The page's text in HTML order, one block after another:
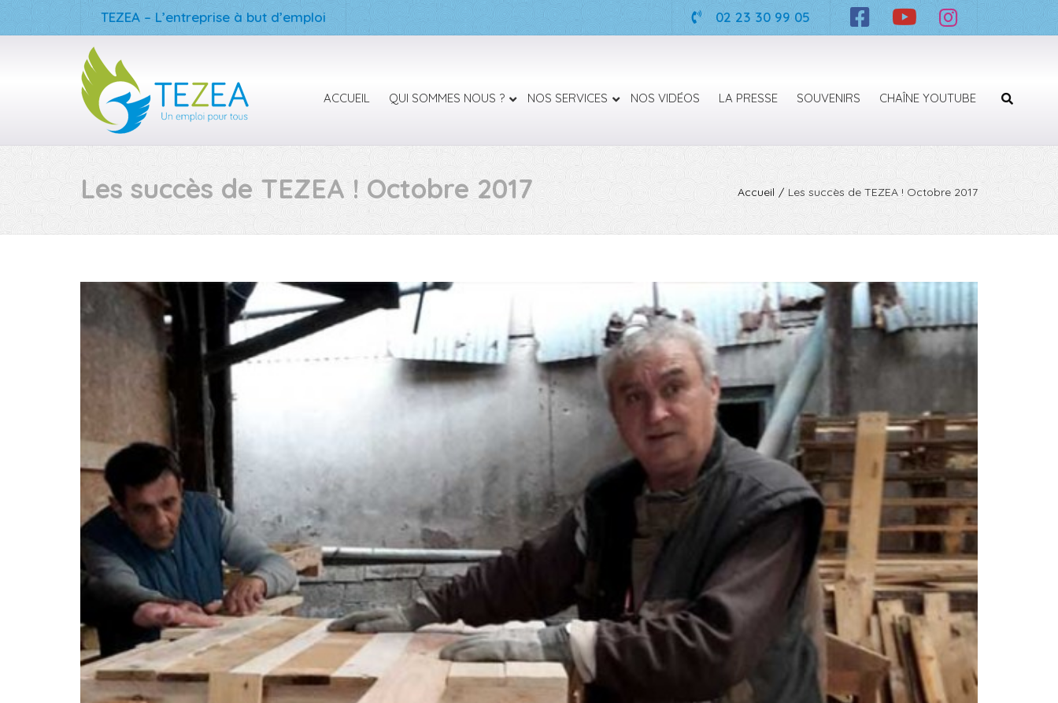
TEZEA – L’entreprise à but d’emploi 02 23 30 99 05
ACCUEIL QUI SOMMES NOUS ? NOS SERVICES NOS VIDÉOS LA PRESSE SOUVENIRS CHAÎNE YOUTUBE
Les succès de TEZEA ! Octobre 2017 Accueil Les succès de TEZEA ! Octobre 2017